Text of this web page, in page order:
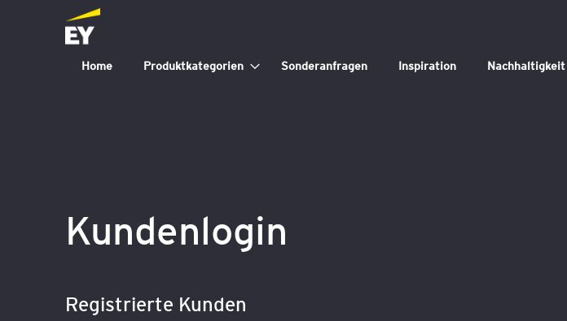
Home Produktkategorien Sonderanfragen Inspiration Nachhaltigkeit
Kundenlogin
Registrierte Kunden